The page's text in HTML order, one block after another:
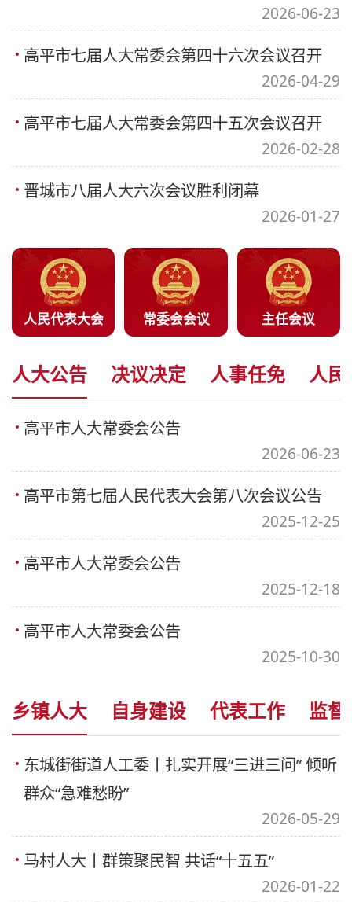
2026-06-23
高平市七届人大常委会第四十六次会议召开
2026-04-29
高平市七届人大常委会第四十五次会议召开
2026-02-28
晋城市八届人大六次会议胜利闭幕
2026-01-27
人民代表大会 常委会会议 主任会议
人大公告 决议决定 人事任免 人民
高平市人大常委会公告
2026-06-23
高平市第七届人民代表大会第八次会议公告
2025-12-25
高平市人大常委会公告
2025-12-18
高平市人大常委会公告
2025-10-30
乡镇人大 自身建设 代表工作 监
东城街街道人工委丨扎实开展“三进三问” 倾听
群众“急难愁盼”
2026-05-29
马村人大丨群策聚民智 共话“十五五”
2026-01-22